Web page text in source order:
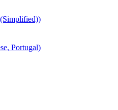
)
Portugal)